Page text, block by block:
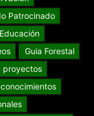
Patrocinado
Educación
Guia Forestal
proyectos